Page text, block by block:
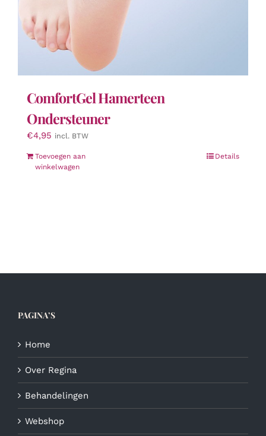
ComfortGel Hamerteen
Ondersteuner
€4,95 incl. BTW
Toevoegen aan
winkelwagen
Details
PAGINA’S
Home
Over Regina
Behandelingen
Webshop